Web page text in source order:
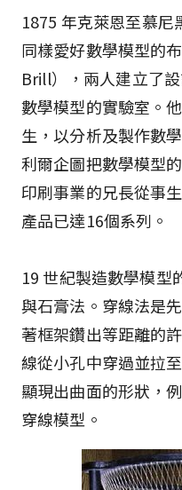
1875 年克萊恩至慕尼
同樣愛好數學模型的
Brill），兩人建立了
數學模型的實驗室。
生，以分析及製作數
利爾企圖把數學模型
印刷事業的兄長從事
產品已達16個系列。
19 世紀製造數學模型
與石膏法。穿線法是
著框架鑽出等距離的
線從小孔中穿過並拉
顯現出曲面的形狀，
穿線模型。